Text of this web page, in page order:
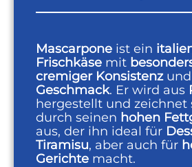
Mascarpone ist ein
Frischkäse mit
cremiger Konsistenzund
Geschmack. Er wird aus
hergestellt und zeichnet
durch seinen hohen
aus, der ihn ideal für
Tiramisu, aber auch für
Gerichte macht.